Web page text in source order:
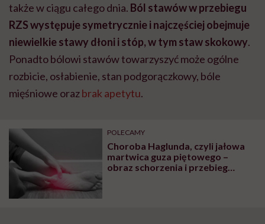
także w ciągu całego dnia. Ból stawów w przebiegu
RZS występuje symetrycznie i najczęściej obejmuje
niewielkie stawy dłoni i stóp, w tym staw skokowy.
Ponadto bólowi stawów towarzyszyć może ogólne
rozbicie, osłabienie, stan podgorączkowy, bóle
mięśniowe orazbrak apetytu.
POLECAMY
Choroba Haglunda, czyli jałowa
martwica guza piętowego –
obraz schorzenia i przebieg